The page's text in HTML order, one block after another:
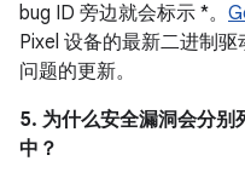
bug ID 旁边就会标示 *。
Pixel 设备的最新二进制
问题的更新。
5. 为什么安全漏洞会分
中？